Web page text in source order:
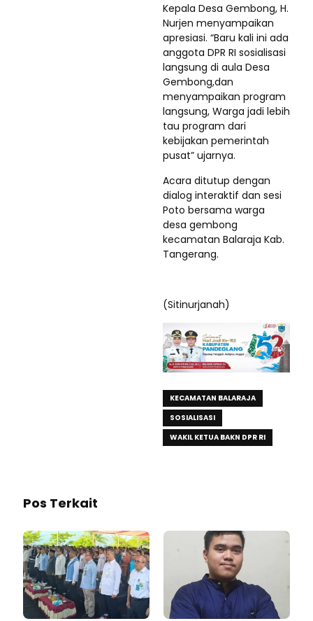
Kepala Desa Gembong, H.
Nurjen menyampaikan
apresiasi. “Baru kali ini ada
anggota DPR RI sosialisasi
langsung di aula Desa
Gembong,dan
menyampaikan program
langsung, Warga jadi lebih
tau program dari
kebijakan pemerintah
pusat” ujarnya.
Acara ditutup dengan
dialog interaktif dan sesi
Poto bersama warga
desa gembong
kecamatan Balaraja Kab.
Tangerang.
(Sitinurjanah)
KECAMATAN BALARAJA
SOSIALISASI
WAKIL KETUA BAKN DPR RI
Pos Terkait